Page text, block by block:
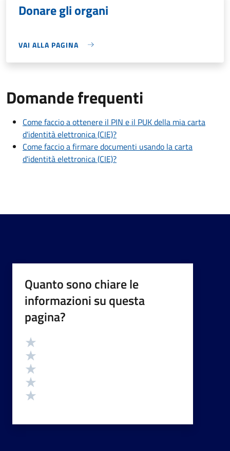
Donare gli organi
VAI ALLA PAGINA
Domande frequenti
Come faccio a ottenere il PIN e il PUK della mia carta
d'identità elettronica (CIE)?
Come faccio a firmare documenti usando la carta
d'identità elettronica (CIE)?
Quanto sono chiare le
informazioni su questa
pagina?
Valutazione